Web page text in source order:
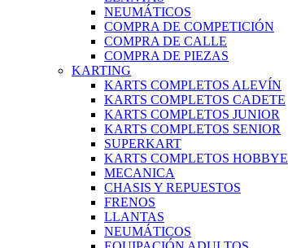
NEUMÁTICOS
COMPRA DE COMPETICIÓN
COMPRA DE CALLE
COMPRA DE PIEZAS
KARTING
KARTS COMPLETOS ALEVÍN
KARTS COMPLETOS CADETE
KARTS COMPLETOS JUNIOR
KARTS COMPLETOS SENIOR
SUPERKART
KARTS COMPLETOS HOBBYE
MECANICA
CHASIS Y REPUESTOS
FRENOS
LLANTAS
NEUMÁTICOS